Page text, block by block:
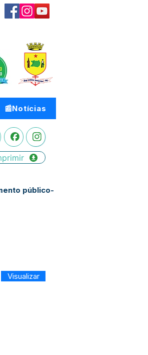
📰Notícias
público-
Visualizar